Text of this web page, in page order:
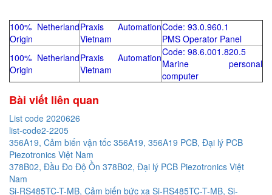
100% Netherland
Origin
Praxis Automation
Vietnam
Code: 93.0.960.1
PMS Operator Panel
100% Netherland
Origin
Praxis Automation
Vietnam
Code: 98.6.001.820.5
Marine personal
computer
Bài viết liên quan
List code 2020626
list-code2-2205
356A19, Cảm biến vận tốc 356A19, 356A19 PCB, Đại lý PCB
Piezotronics Việt Nam
378B02, Đầu Đo Độ Ồn 378B02, Đại lý PCB Piezotronics Việt
Nam
Si-RS485TC-T-MB, Cảm biến bức xạ Si-RS485TC-T-MB, Si-